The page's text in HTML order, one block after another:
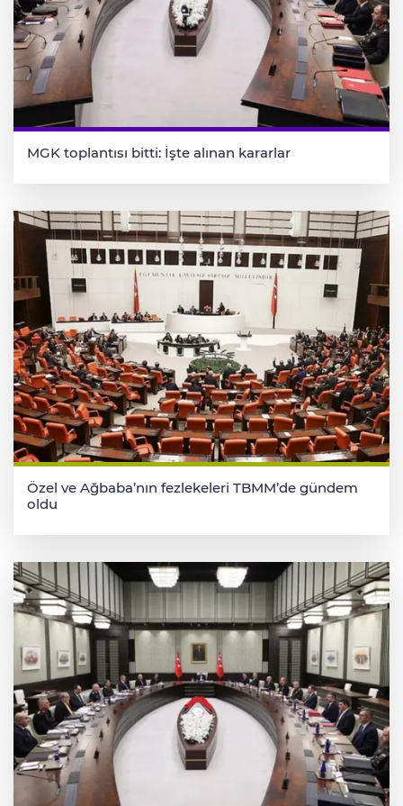
MGK toplantısı bitti: İşte alınan kararlar
Özel ve Ağbaba’nın fezlekeleri TBMM’de gündem
oldu